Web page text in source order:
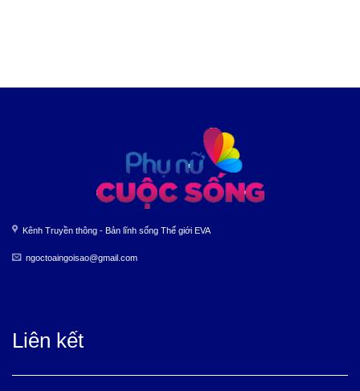
Kênh Truyền thông - Bản lĩnh sống Thế giới EVA
ngoctoaingoisao@gmail.com
Liên kết